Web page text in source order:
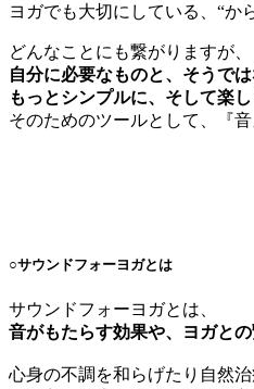
ヨガでも大切にしている、“か
どんなことにも繋がりますが、
自分に必要なものと、そうで
もっとシンプルに、そして楽
そのためのツールとして、『
○サウンドフォーヨガとは
サウンドフォーヨガとは、
音がもたらす効果や、ヨガと
心身の不調を和らげたり自然治